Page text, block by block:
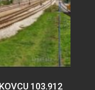
103.912